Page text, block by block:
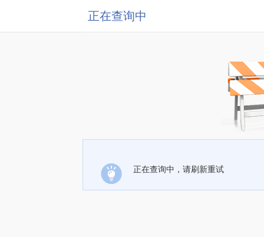
正在查询中
正在查询中，请刷新重试